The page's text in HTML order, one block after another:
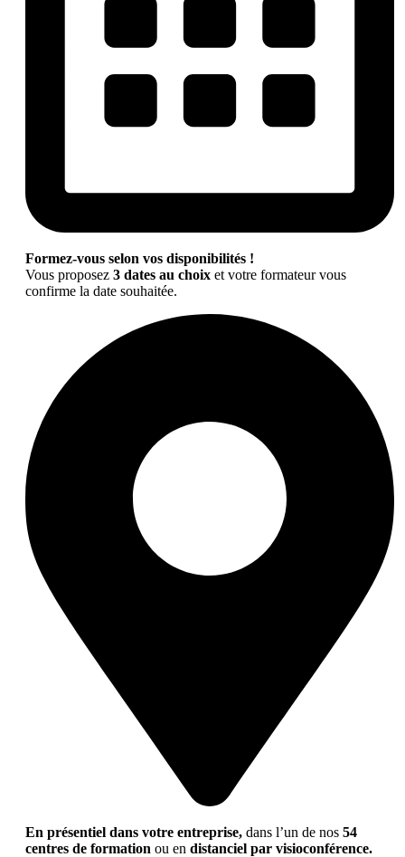
Formez-vous selon vos disponibilités !
Vous proposez 3 dates au choix et votre formateur vous
confirme la date souhaitée.
En présentiel dans votre entreprise, dans l’un de nos 54
centres de formation ou en distanciel par visioconférence.